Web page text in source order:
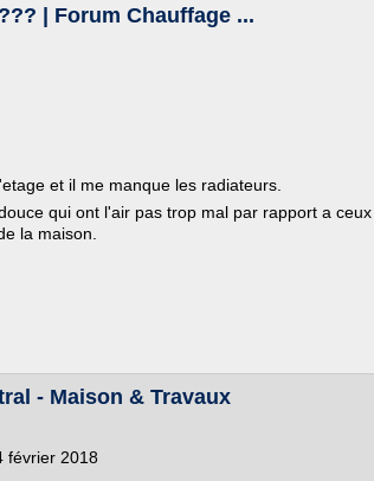
| Forum Chauffage ...
et il me manque les radiateurs.
qui ont l'air pas trop mal par rapport a ceux
la maison.
- Maison & Travaux
février 2018